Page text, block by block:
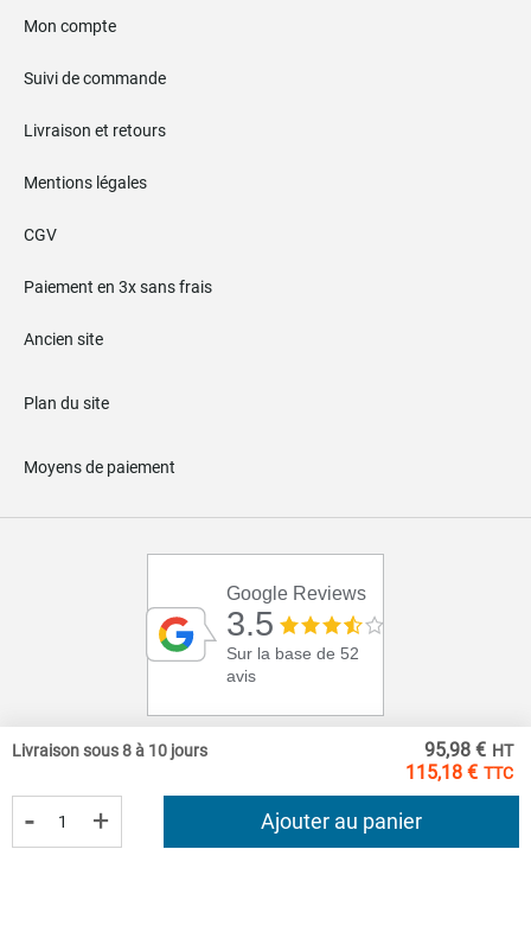
115,18 €
95,98 €
Livraison sous 8 à 10 jours
- + Ajouter au panier
Mon compte
Suivi de commande
Livraison et retours
Mentions légales
CGV
Paiement en 3x sans frais
Ancien site
Plan du site
Moyens de paiement
Google Reviews
3.5
Sur la base de 52
avis